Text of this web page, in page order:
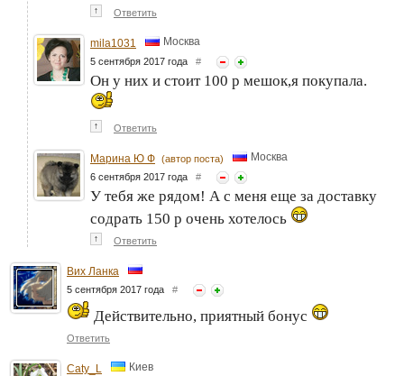
↑ Ответить
mila1031 Москва
5 сентября 2017 года #
Он у них и стоит 100 р мешок,я покупала.
↑ Ответить
Марина Ю Ф (автор поста) Москва
6 сентября 2017 года #
У тебя же рядом! А с меня еще за доставку
содрать 150 р очень хотелось
↑ Ответить
Вих Ланка
5 сентября 2017 года #
Действительно, приятный бонус
Ответить
Caty_L Киев